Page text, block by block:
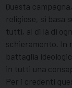
Questa
religiose, si basa
tutti, al di là di
schieramento. In
battaglia
in tutti una
Per i credenti